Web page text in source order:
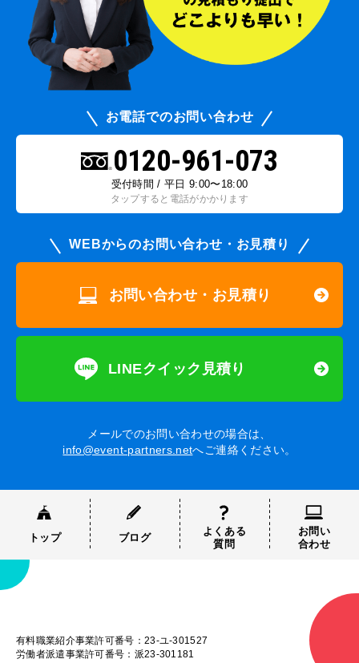
お電話でのお問い合わせ
0120-961-073
受付時間 / 平日 9:00〜18:00
タップすると電話がかかります
WEBからのお問い合わせ・お見積り
お問い合わせ・お見積り
LINEクイック見積り
メールでのお問い合わせの場合は、
info@event-partners.netへご連絡ください。
トップ ブログ
よくある
質問
お問い
合わせ
有料職業紹介事業許可番号：23-ユ-301527
労働者派遣事業許可番号：派23-301181